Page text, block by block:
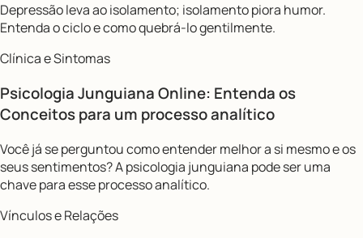
Depressão leva ao isolamento; isolamento piora humor.
Entenda o ciclo e como quebrá-lo gentilmente.
Clínica e Sintomas
Psicologia Junguiana Online: Entenda os
Conceitos para um processo analítico
Você já se perguntou como entender melhor a si mesmo e os
seus sentimentos? A psicologia junguiana pode ser uma
chave para esse processo analítico.
Vínculos e Relações